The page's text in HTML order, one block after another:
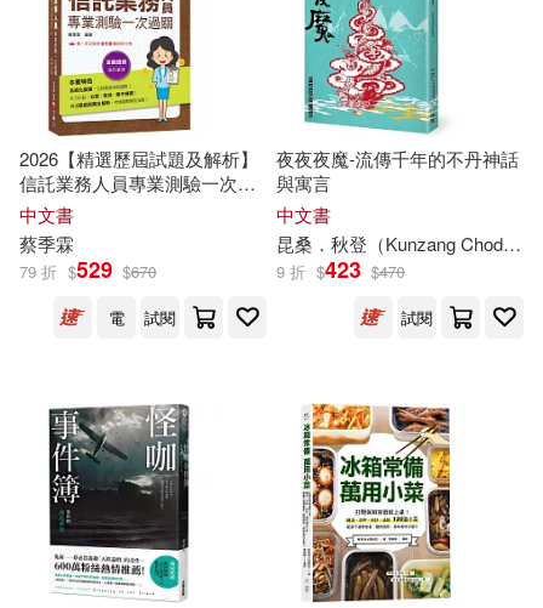
蔡全成(17) 蔡希勤(17)
蔡明誠(17) 蔡春美(17)
蔡淑媖(17) (法)莫泊桑(16)
Laruha(16) 勇人(16)
千葉サドル(16)
王家珍(16) 蔡宇哲(16)
蔡蕙頻(16) 賴曉珍(16)
邱永芳(16) gusao(945)(15)
全華圖書(47)
大牌出版(45) 教育部(45)
華中科技大學出版社(45)
萬里機構(45) Naxos(44)
中國社會科學出版社(43)
法律出版社(43)
上海科學技術出版社(42)
2026【精選歷屆試題及解析】
信託業務人員專業測驗一次過
關[信託業業務人員]
中文書
蔡季霖
79 折 $529 $670
電
試閱
夜夜夜魔-流傳千年的不丹神話
與寓言
中文書
昆桑 ．秋登（Kunzang Choden）
9 折 $423 $470
試閱